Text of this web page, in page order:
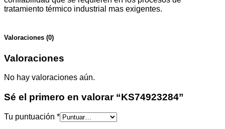
tratamiento térmico industrial mas exigentes.
Valoraciones (0)
Valoraciones
No hay valoraciones aún.
Sé el primero en valorar “KS74923284”
Tu puntuación *